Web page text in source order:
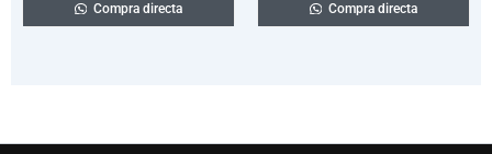
Compra directa Compra directa